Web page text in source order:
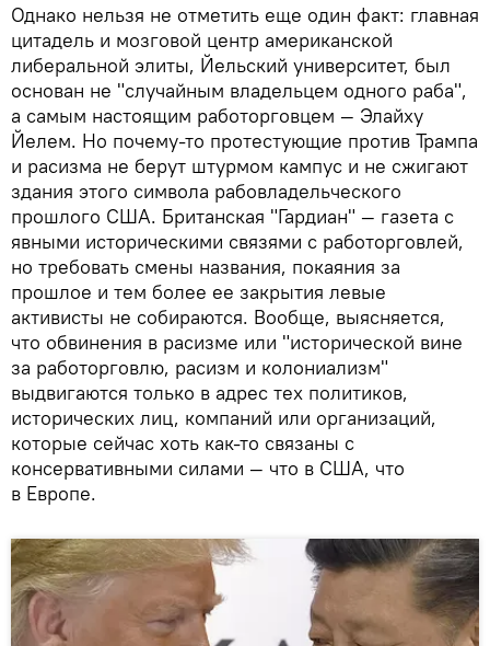
Однако нельзя не отметить еще один факт: главная
цитадель и мозговой центр американской
либеральной элиты, Йельский университет, был
основан не "случайным владельцем одного раба",
а самым настоящим работорговцем — Элайху
Йелем. Но почему-то протестующие против Трампа
и расизма не берут штурмом кампус и не сжигают
здания этого символа рабовладельческого
прошлого США. Британская "Гардиан" — газета с
явными историческими связями с работорговлей,
но требовать смены названия, покаяния за
прошлое и тем более ее закрытия левые
активисты не собираются. Вообще, выясняется,
что обвинения в расизме или "исторической вине
за работорговлю, расизм и колониализм"
выдвигаются только в адрес тех политиков,
исторических лиц, компаний или организаций,
которые сейчас хоть как-то связаны с
консервативными силами — что в США, что
в Европе.